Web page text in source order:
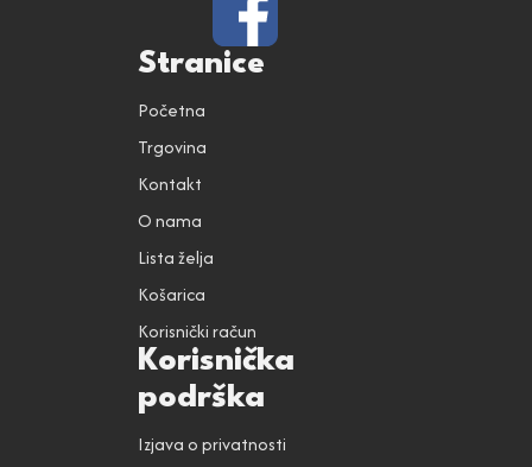
Stranice
Početna
Trgovina
Kontakt
O nama
Lista želja
Košarica
Korisnički račun
Korisnička
podrška
Izjava o privatnosti